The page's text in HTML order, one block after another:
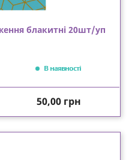
блакитні 20шт/уп
В наявності
Ціна
50,00 грн